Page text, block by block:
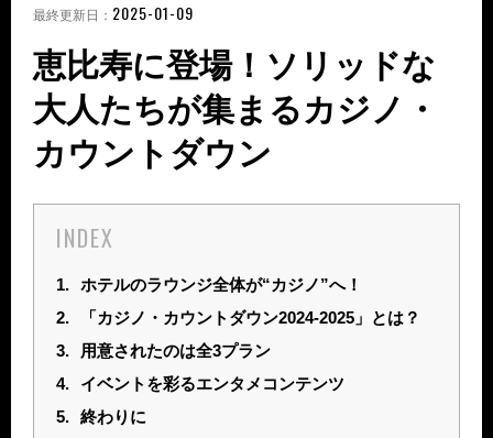
恵比寿に登場！ソリッドな
大人たちが集まるカジノ・
カウントダウン
INDEX
1. ホテルのラウンジ全体が“カジノ”へ！
2.
「カジノ・カウントダウン2024-2025」とは？
3.
用意されたのは全3プラン
4.
イベントを彩るエンタメコンテンツ
5. 終わりに
最終更新日： 2025-01-09